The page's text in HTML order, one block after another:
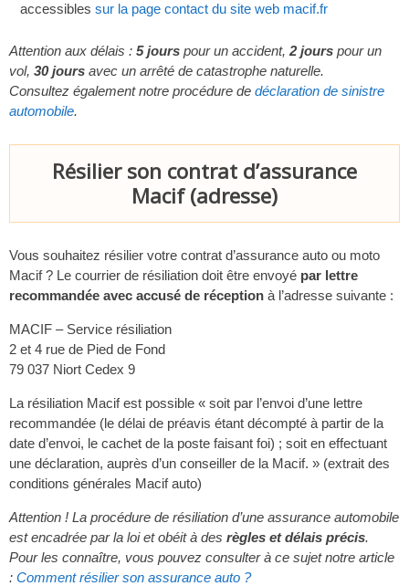
accessibles sur la page contact du site web macif.fr
Attention aux délais : 5 jours pour un accident, 2 jours pour un
vol, 30 jours avec un arrêté de catastrophe naturelle.
Consultez également notre procédure de déclaration de sinistre
automobile.
Résilier son contrat d’assurance
Macif (adresse)
Vous souhaitez résilier votre contrat d’assurance auto ou moto
Macif ? Le courrier de résiliation doit être envoyé par lettre
recommandée avec accusé de réception à l’adresse suivante :
MACIF – Service résiliation
2 et 4 rue de Pied de Fond
79 037 Niort Cedex 9
La résiliation Macif est possible « soit par l’envoi d’une lettre
recommandée (le délai de préavis étant décompté à partir de la
date d’envoi, le cachet de la poste faisant foi) ; soit en effectuant
une déclaration, auprès d’un conseiller de la Macif. » (extrait des
conditions générales Macif auto)
Attention ! La procédure de résiliation d’une assurance automobile
est encadrée par la loi et obéit à des règles et délais précis.
Pour les connaître, vous pouvez consulter à ce sujet notre article
: Comment résilier son assurance auto ?